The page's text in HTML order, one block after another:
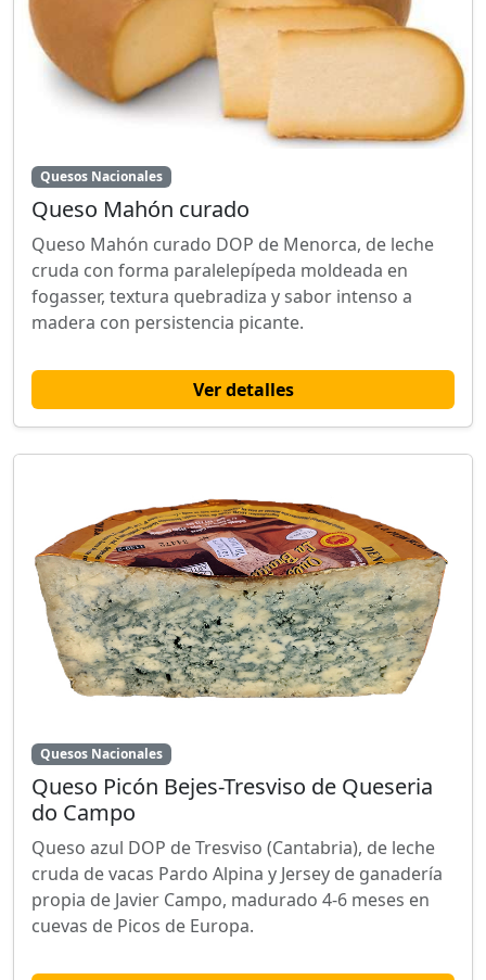
Quesos Nacionales
Queso Mahón curado
Queso Mahón curado DOP de Menorca, de leche
cruda con forma paralelepípeda moldeada en
fogasser, textura quebradiza y sabor intenso a
madera con persistencia picante.
Ver detalles
Quesos Nacionales
Queso Picón Bejes-Tresviso de Queseria
do Campo
Queso azul DOP de Tresviso (Cantabria), de leche
cruda de vacas Pardo Alpina y Jersey de ganadería
propia de Javier Campo, madurado 4-6 meses en
cuevas de Picos de Europa.